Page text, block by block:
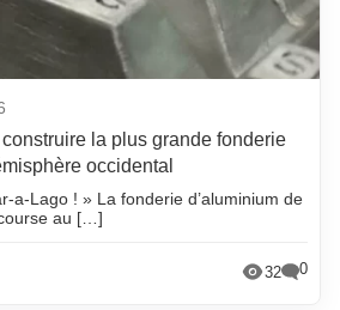
la plus grande fonderie
occidental
a-Lago ! » La fonderie d’aluminium de
au […]
32 0